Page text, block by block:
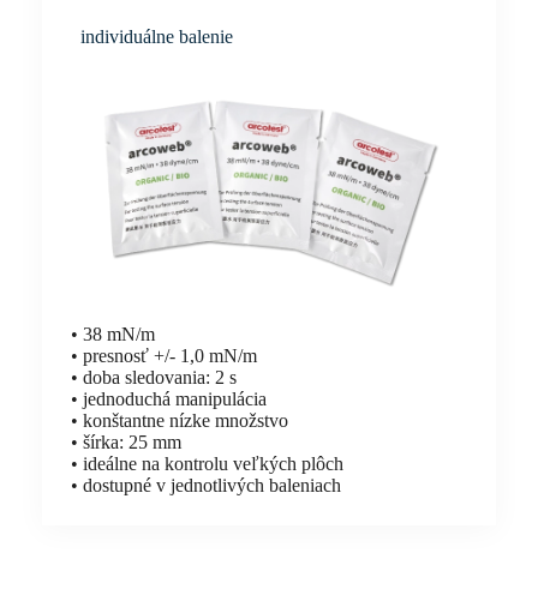
individuálne balenie
• 38 mN/m
• presnosť +/- 1,0 mN/m
• doba sledovania: 2 s
• jednoduchá manipulácia
• konštantne nízke množstvo
• šírka: 25 mm
• ideálne na kontrolu veľkých plôch
• dostupné v jednotlivých baleniach